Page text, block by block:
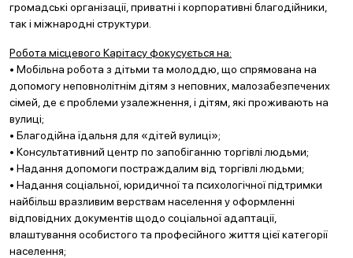
громадські організації, приватні і корпоративні благодійники,
так і міжнародні структури.
Робота місцевого Карітасу фокусується на:
• Мобільна робота з дітьми та молоддю, що спрямована на
допомогу неповнолітнім дітям з неповних, малозабезпечених
сімей, де є проблеми узалежнення, і дітям, які проживають на
вулиці;
• Благодійна їдальня для «дітей вулиці»;
• Консультативний центр по запобіганню торгівлі людьми;
• Надання допомоги постраждалим від торгівлі людьми;
• Надання соціальної, юридичної та психологічної підтримки
найбільш вразливим верствам населення у оформленні
відповідних документів щодо соціальної адаптації,
влаштування особистого та професійного життя цієї категорії
населення;